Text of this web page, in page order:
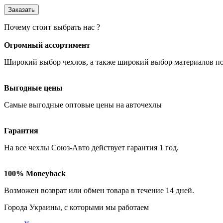
Почему стоит выбрать нас ?
Огромный ассортимент
Широкий выбор чехлов, а также широкий выбор материалов
Выгодные цены
Самые выгодные оптовые цены на авточехлы
Гарантия
На все чехлы Союз-Авто действует гарантия 1 год.
100% Moneyback
Возможен возврат или обмен товара в течение 14 дней.
Города Украины, c которыми мы работаем